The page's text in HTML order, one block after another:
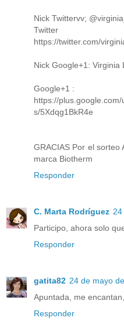
Nick Twittervv;
https://twitter.com/
Nick Google+1: Virginia
Google+1 :
https://
s/5Xdqg1BkR4e
GRACIAS Por el sorteo
marca Biotherm
Responder
C. Marta Rodríguez
Participo, ahora solo
Responder
gatita82 24 de mayo
Apuntada, me
Responder